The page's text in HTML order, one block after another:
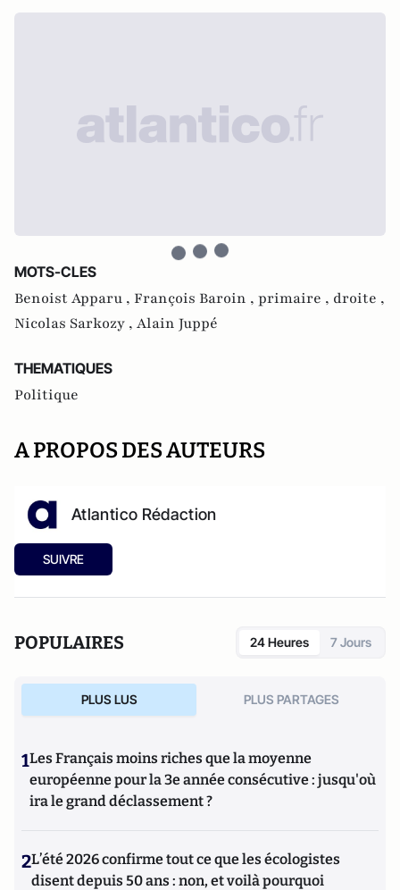
MOTS-CLES
Benoist Apparu , François Baroin , primaire , droite ,
Nicolas Sarkozy , Alain Juppé
THEMATIQUES
Politique
A PROPOS DES AUTEURS
Atlantico Rédaction
SUIVRE
POPULAIRES 24 Heures 7 Jours
PLUS LUS PLUS PARTAGES
1Les Français moins riches que la moyenne
européenne pour la 3e année consécutive : jusqu'où
ira le grand déclassement ?
2L’été 2026 confirme tout ce que les écologistes
disent depuis 50 ans : non, et voilà pourquoi